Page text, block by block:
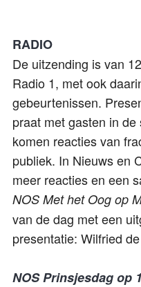
RADIO
De uitzending is van
Radio 1, met ook
gebeurtenissen.
praat met gasten in
komen reacties van
publiek. In Nieuws en
meer reacties en een
NOS Met het Oog op
van de dag met een
presentatie: Wilfried
NOS Prinsjesdag op 1